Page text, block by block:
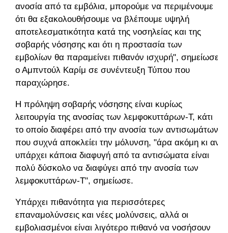
ανοσία από τα εμβόλια, μπορούμε να περιμένουμε
ότι θα εξακολουθήσουμε να βλέπουμε υψηλή
αποτελεσματικότητα κατά της νοσηλείας και της
σοβαρής νόσησης και ότι η προστασία των
εμβολίων θα παραμείνει πιθανόν ισχυρή", σημείωσε
ο Αμπντούλ Καρίμ σε συνέντευξη Τύπου που
παραχώρησε.
Η πρόληψη σοβαρής νόσησης είναι κυρίως
λειτουργία της ανοσίας των λεμφοκυττάρων-Τ, κάτι
το οποίο διαφέρει από την ανοσία των αντισωμάτων
που συχνά αποκλείει την μόλυνση, "άρα ακόμη κι αν
υπάρχει κάποια διαφυγή από τα αντισώματα είναι
πολύ δύσκολο να διαφύγει από την ανοσία των
λεμφοκυττάρων-Τ", σημείωσε.
Υπάρχει πιθανότητα για περισσότερες
επαναμολύνσεις και νέες μολύνσεις, αλλά οι
εμβολιασμένοι είναι λιγότερο πιθανό να νοσήσουν